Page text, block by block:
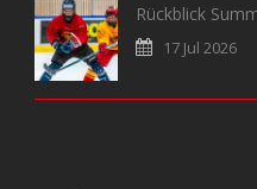
Rückblick
17 Jul 2026